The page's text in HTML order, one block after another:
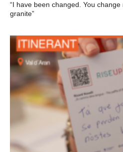
“I have been changed. You
granite”